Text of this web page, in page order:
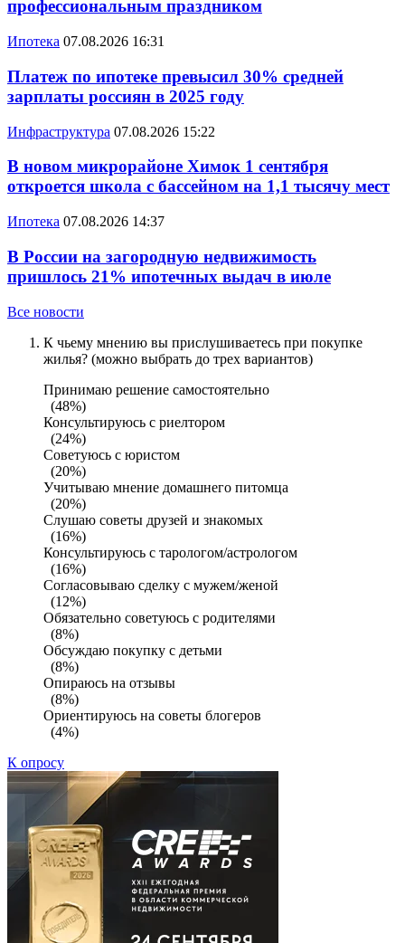
профессиональным праздником
Ипотека 07.08.2026 16:31
Платеж по ипотеке превысил 30% средней
зарплаты россиян в 2025 году
Инфраструктура 07.08.2026 15:22
В новом микрорайоне Химок 1 сентября
откроется школа с бассейном на 1,1 тысячу мест
Ипотека 07.08.2026 14:37
В России на загородную недвижимость
пришлось 21% ипотечных выдач в июле
Все новости
К чьему мнению вы прислушиваетесь при покупке
жилья? (можно выбрать до трех вариантов)
Принимаю решение самостоятельно
(48%)
Консультируюсь с риелтором
(24%)
Советуюсь с юристом
(20%)
Учитываю мнение домашнего питомца
(20%)
Слушаю советы друзей и знакомых
(16%)
Консультируюсь с тарологом/астрологом
(16%)
Согласовываю сделку с мужем/женой
(12%)
Обязательно советуюсь с родителями
(8%)
Обсуждаю покупку с детьми
(8%)
Опираюсь на отзывы
(8%)
Ориентируюсь на советы блогеров
(4%)
К опросу